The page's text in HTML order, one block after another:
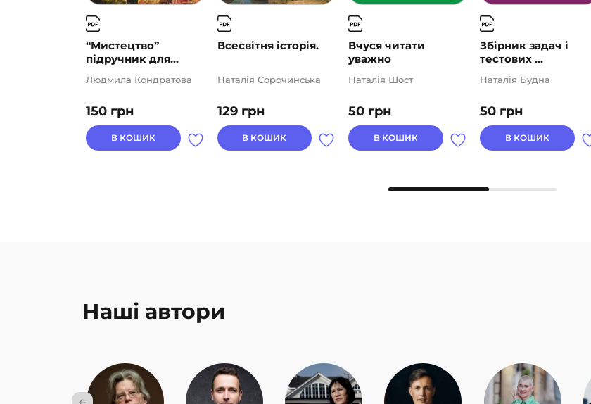
“Мистецтво”
підручник для...
150 грн
Людмила Кондратова
В КОШИК
Всесвітня історія.
129 грн
Наталія Сорочинська
В КОШИК
Вчуся читати
уважно
50 грн
Наталія Шост
В КОШИК
Збірник задач і
тестових ...
50 грн
Наталія Будна
В КОШИК
Наші автори